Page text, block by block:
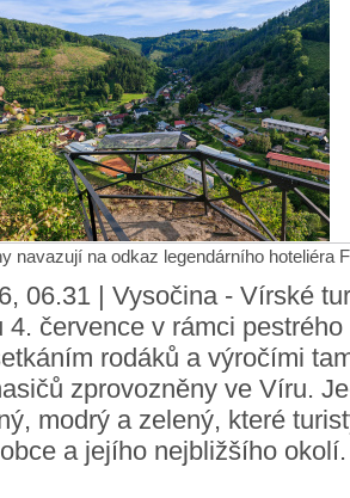
navazují na odkaz legendárního hoteliéra
06.31 | Vysočina - Vírské
4. července v rámci
rodáků a výročími
zprovozněny ve Víru.
modrý a zelený, které
a jejího nejbližšího okolí.